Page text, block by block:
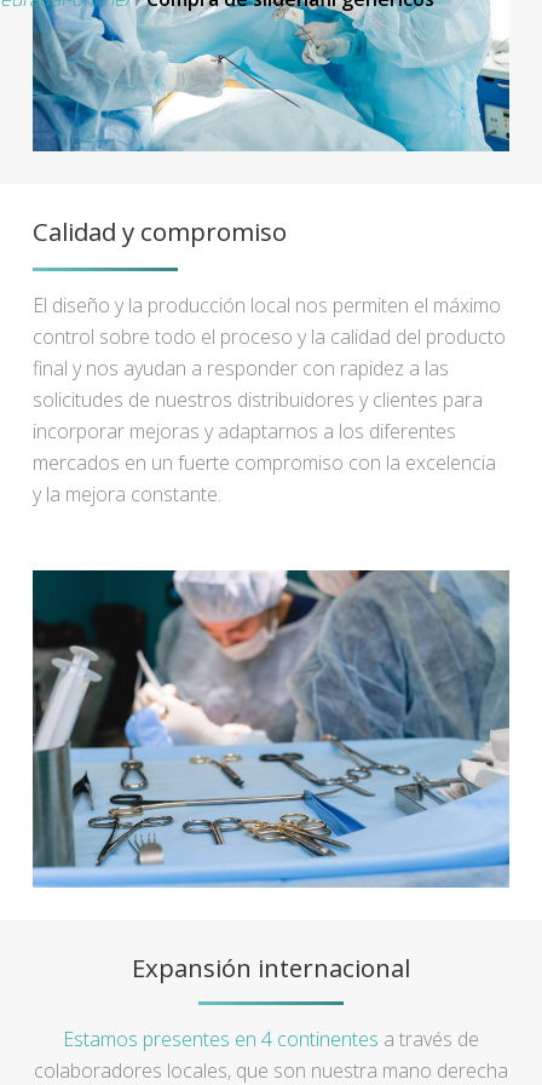
Calidad y compromiso
El diseño y la producción local nos permiten el máximo
control sobre todo el proceso y la calidad del producto
final y nos ayudan a responder con rapidez a las
solicitudes de nuestros distribuidores y clientes para
incorporar mejoras y adaptarnos a los diferentes
mercados en un fuerte compromiso con la excelencia
y la mejora constante.
Expansión internacional
Estamos presentes en 4 continentes a través de
colaboradores locales, que son nuestra mano derecha